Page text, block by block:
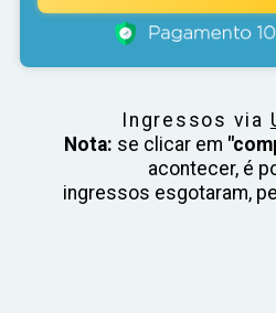
Ingressos via
Nota: se clicar em
acontecer, é
ingressos esgotaram,